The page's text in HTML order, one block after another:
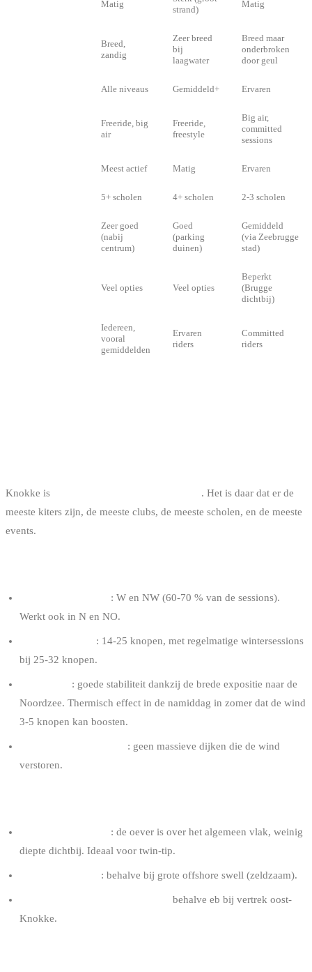
Matig
strand)
Matig
Breed,
zandig
Zeer breed
bij
laagwater
Breed maar
onderbroken
door geul
Alle niveaus Gemiddeld+ Ervaren
Freeride, big
air
Freeride,
freestyle
Big air,
committed
sessions
Meest actief Matig Ervaren
5+ scholen 4+ scholen 2-3 scholen
Zeer goed
(nabij
centrum)
Goed
(parking
duinen)
Gemiddeld
(via Zeebrugge
stad)
Veel opties Veel opties
Beperkt
(Brugge
dichtbij)
Iedereen,
vooral
gemiddelden
Ervaren
riders
Committed
riders
Knokke is
. Het is daar dat er de
meeste kiters zijn, de meeste clubs, de meeste scholen, en de meeste
events.
: W en NW (60-70 % van de sessions).
Werkt ook in N en NO.
: 14-25 knopen, met regelmatige wintersessions
bij 25-32 knopen.
: goede stabiliteit dankzij de brede expositie naar de
Noordzee. Thermisch effect in de namiddag in zomer dat de wind
3-5 knopen kan boosten.
: geen massieve dijken die de wind
verstoren.
: de oever is over het algemeen vlak, weinig
diepte dichtbij. Ideaal voor twin-tip.
: behalve bij grote offshore swell (zeldzaam).
behalve eb bij vertrek oost-
Knokke.